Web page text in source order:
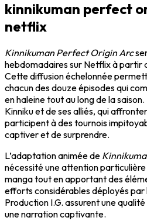
kinnikuman perfect
netflix
Kinnikuman Perfect Origin Arc
hebdomadaires sur Netflix à partir
Cette diffusion échelonnée
chacun des douze épisodes qui
en haleine tout au long de la
Kinniku et de ses alliés, qui
participent à des tournois
captiver et de surprendre.
L’adaptation animée de
nécessité une attention
manga tout en apportant des
efforts considérables déployés par
Production I.G. assurent une
une narration captivante.